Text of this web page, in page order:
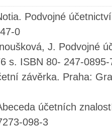
Podvojné
0
J. Podvojné
s. ISBN 80- 247-0895-
závěrka. Praha:
účetních
098-3